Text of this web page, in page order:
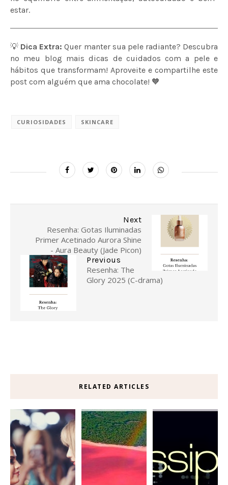
estar.
💡 Dica Extra: Quer manter sua pele radiante? Descubra
no meu blog mais dicas de cuidados com a pele e
hábitos que transformam! Aproveite e compartilhe este
post com alguém que ama chocolate! 🧡
CURIOSIDADES SKINCARE
Next
Resenha: Gotas Iluminadas
Primer Acetinado Aurora Shine
- Aura Beauty (Jade Picon)
Previous
Resenha: The
Glory 2025 (C-drama)
RELATED ARTICLES